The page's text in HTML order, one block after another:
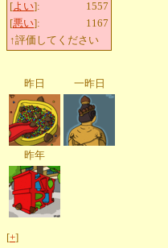
[よい]:
1557
[悪い]:
1167
↑評価してください
昨日 一昨日
昨年
[+]